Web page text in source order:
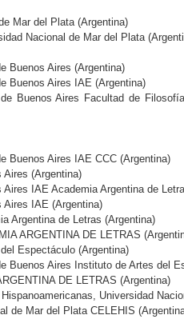
Mar del Plata (Argentina)
Nacional de Mar del Plata
Buenos Aires (Argentina)
Buenos Aires IAE (Argentina)
Buenos Aires Facultad de
Buenos Aires IAE CCC (Argentina)
Aires (Argentina)
IAE Academia Argentina de
Aires IAE (Argentina)
Argentina de Letras (Argentina)
ARGENTINA DE LETRAS
Espectáculo (Argentina)
Buenos Aires Instituto de Artes del
DE LETRAS (Argentina)
Universidad
de Mar del Plata CELEHIS